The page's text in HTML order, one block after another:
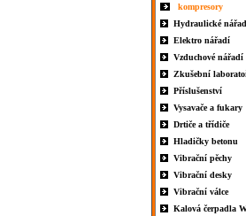
kompresory
Hydraulické
Elektro nářadí
Vzduchové nářadí
Zkušební
Příslušenství
Vysavače a fukary
Drtiče a třídiče
Hladičky betonu
Vibrační pěchy
Vibrační desky
Vibrační válce
Kalová čerpadla